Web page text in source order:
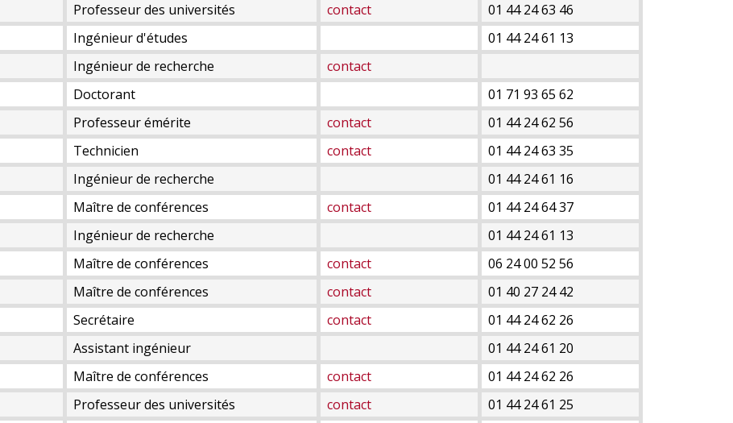
Professeur des universités contact
01 44 24 63 46
Ingénieur d'études
01 44 24 61 13
Ingénieur de recherche
contact
Doctorant
01 71 93 65 62
Professeur émérite contact
01 44 24 62 56
Technicien contact
01 44 24 63 35
Ingénieur de recherche
01 44 24 61 16
Maître de conférences contact
01 44 24 64 37
Ingénieur de recherche
01 44 24 61 13
Maître de conférences contact
06 24 00 52 56
Maître de conférences contact
01 40 27 24 42
Secrétaire contact
01 44 24 62 26
Assistant ingénieur
01 44 24 61 20
Maître de conférences contact
01 44 24 62 26
Professeur des universités contact
01 44 24 61 25